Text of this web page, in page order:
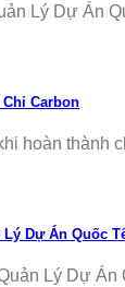
Lý Dự Án
Carbon
hoàn thành
Dự Án Quốc
Lý Dự Án